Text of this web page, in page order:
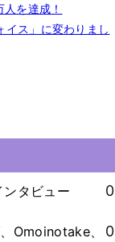
を達成！
ス」に変わりまし
タビュー
0
Omoinotake、
0